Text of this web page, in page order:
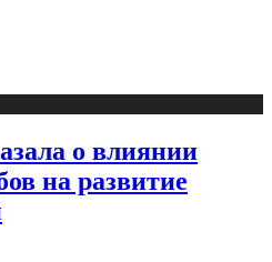
о влиянии
на развитие